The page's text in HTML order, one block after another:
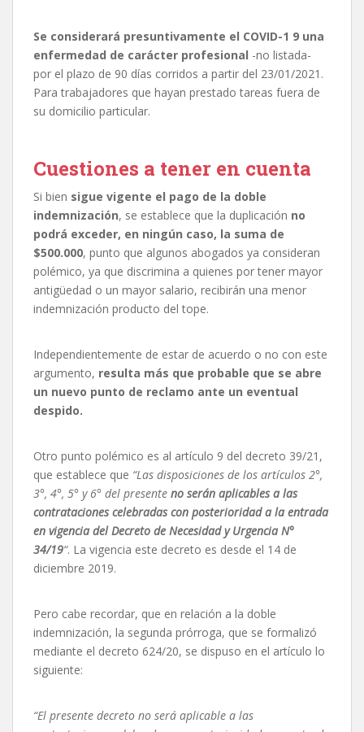
Se considerará presuntivamente el COVID-1 9 una
enfermedad de carácter profesional -no listada-
por el plazo de 90 días corridos a partir del 23/01/2021.
Para trabajadores que hayan prestado tareas fuera de
su domicilio particular.
Cuestiones a tener en cuenta
Si bien sigue vigente el pago de la doble
indemnización, se establece que la duplicación no
podrá exceder, en ningún caso, la suma de
$500.000, punto que algunos abogados ya consideran
polémico, ya que discrimina a quienes por tener mayor
antigüedad o un mayor salario, recibirán una menor
indemnización producto del tope.
Independientemente de estar de acuerdo o no con este
argumento, resulta más que probable que se abre
un nuevo punto de reclamo ante un eventual
despido.
Otro punto polémico es al artículo 9 del decreto 39/21,
que establece que “Las disposiciones de los artículos 2°,
3°, 4°, 5° y 6° del presente no serán aplicables a las
contrataciones celebradas con posterioridad a la entrada
en vigencia del Decreto de Necesidad y Urgencia N°
34/19“. La vigencia este decreto es desde el 14 de
diciembre 2019.
Pero cabe recordar, que en relación a la doble
indemnización, la segunda prórroga, que se formalizó
mediante el decreto 624/20, se dispuso en el artículo lo
siguiente:
“El presente decreto no será aplicable a las